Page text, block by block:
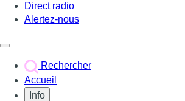
Direct radio
Alertez-nous
Rechercher
Accueil
Info